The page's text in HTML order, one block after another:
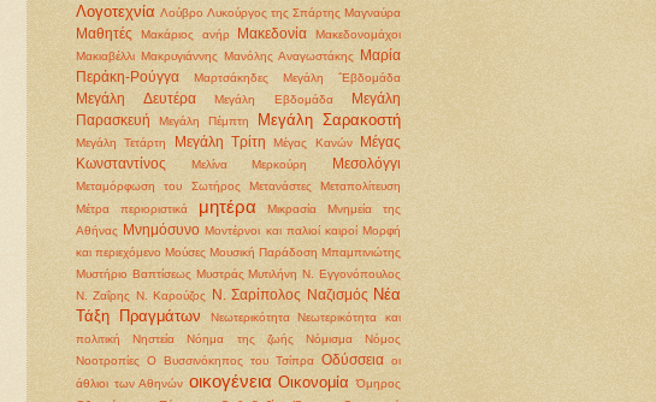
Λογοτεχνία Λούβρο Λυκούργος της Σπάρτης Μαγναύρα
Μαθητές Μακάριος ανήρ Μακεδονία
Μακεδονομάχοι
Μακιαβέλλι Μακρυγιάννης Μανόλης Αναγωστάκης
Μαρία
Περάκη-Ρούγγα
Μαρτσάκηδες Μεγάλη ΅Εβδομάδα
Μεγάλη Δευτέρα Μεγάλη Εβδομάδα
Μεγάλη
Παρασκευή
Μεγάλη Πέμπτη Μεγάλη Σαρακοστή
Μεγάλη Τετάρτη Μεγάλη Τρίτη Μέγας Κανών
Μέγας
Κωνσταντίνος
Μελίνα Μερκούρη Μεσολόγγι
Μεταμόρφωση του Σωτήρος Μετανάστες
Μεταπολίτευση
Μέτρα περιοριστικά
μητέρα Μικρασία
Μνημεία της
Αθήνας Μνημόσυνο Μοντέρνοι και παλιοί καιροί Μορφή
και περιεχόμενο Μούσες Μουσική Παράδοση Μπαμπινιώτης
Μυστήριο Βαπτίσεως Μυστράς Μυτιλήνη Ν. Εγγονόπουλος
Ν. Ζαΐρης Ν. Καρούζος Ν. Σαρίπολος Ναζισμός Νέα
Τάξη Πραγμάτων
Νεωτερικότητα
Νεωτερικότητα και
πολιτική
Νηστεία Νόημα της ζωής Νόμισμα
Νόμος
Νοοτροπίες Ο Βυσσινόκηπος του Τσίπρα Οδύσσεια οι
άθλιοι των Αθηνών οικογένεια Οικονομία
Όμηρος